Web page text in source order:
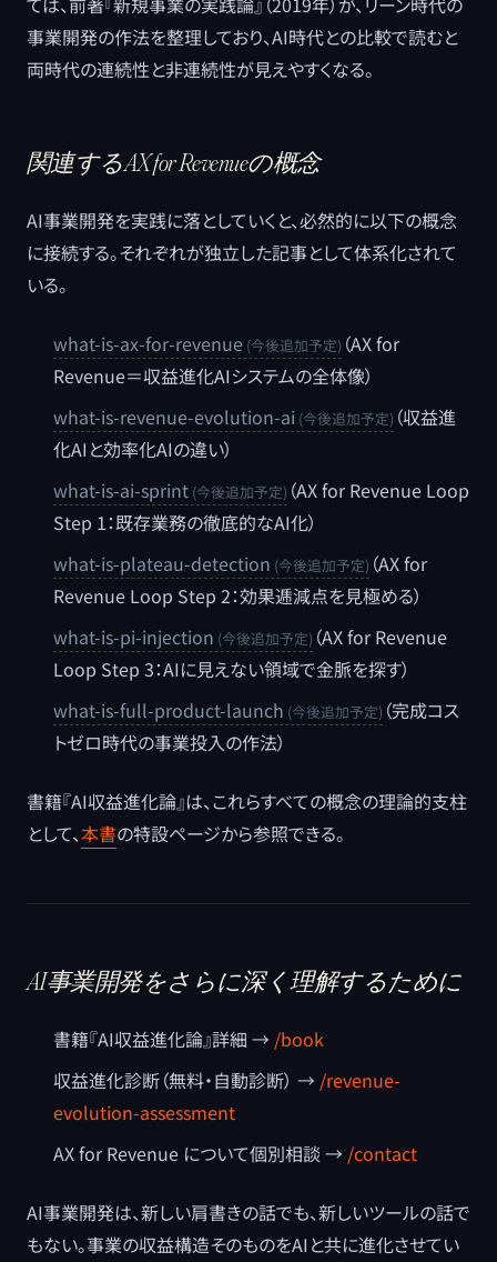
事業開発の作法を整理しており、AI時代との比較で読むと
両時代の連続性と非連続性が見えやすくなる。
関連するAX for Revenueの概念
AI事業開発を実践に落としていくと、必然的に以下の概念
に接続する。それぞれが独立した記事として体系化されて
いる。
what-is-ax-for-revenue
（AX for
Revenue＝収益進化AIシステムの全体像）
what-is-revenue-evolution-ai
（収益進
化AIと効率化AIの違い）
what-is-ai-sprint
（AX for Revenue Loop
Step 1：既存業務の徹底的なAI化）
what-is-plateau-detection
（AX for
Revenue Loop Step 2：効果逓減点を見極める）
what-is-pi-injection
（AX for Revenue
Loop Step 3：AIに見えない領域で金脈を探す）
what-is-full-product-launch
（完成コス
トゼロ時代の事業投入の作法）
書籍『AI収益進化論』は、これらすべての概念の理論的支柱
として、本書の特設ページから参照できる。
AI事業開発をさらに深く理解するために
書籍『AI収益進化論』詳細 → /book
収益進化診断（無料・自動診断） → /revenue-
evolution-assessment
AX for Revenue について個別相談 → /contact
AI事業開発は、新しい肩書きの話でも、新しいツールの話で
もない。事業の収益構造そのものをAIと共に進化させてい